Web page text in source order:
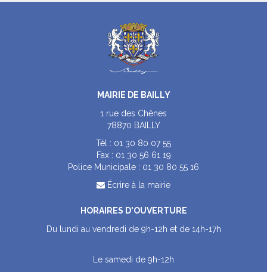
MAIRIE DE BAILLY
1 rue des Chênes
78870 BAILLY
Tél : 01 30 80 07 55
Fax : 01 30 56 61 19
Police Municipale : 01 30 80 55 16
Écrire à la mairie
HORAIRES D'OUVERTURE
Du lundi au vendredi de 9h-12h et de 14h-17h
Le samedi de 9h-12h